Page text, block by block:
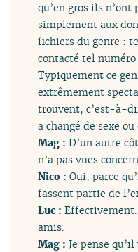
qu’en gros ils n’ont
simplement aux
fichiers du genre :
contacté tel
Typiquement ce
extrêmement
trouvent, c’est-à-
a changé de sexe
Mag :D’un autre
n’a pas vues
Nico :Oui, parce
fassent partie de
Luc :
amis.
Mag :Je pense